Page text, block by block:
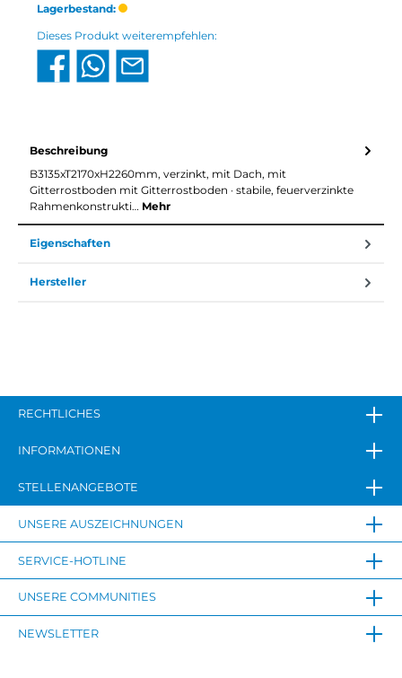
Lagerbestand:
Dieses Produkt weiterempfehlen:
Beschreibung
B3135xT2170xH2260mm, verzinkt, mit Dach, mit
Gitterrostboden mit Gitterrostboden · stabile, feuerverzinkte
Rahmenkonstrukti… Mehr
Eigenschaften
Hersteller
RECHTLICHES
INFORMATIONEN
STELLENANGEBOTE
UNSERE AUSZEICHNUNGEN
SERVICE-HOTLINE
UNSERE COMMUNITIES
NEWSLETTER